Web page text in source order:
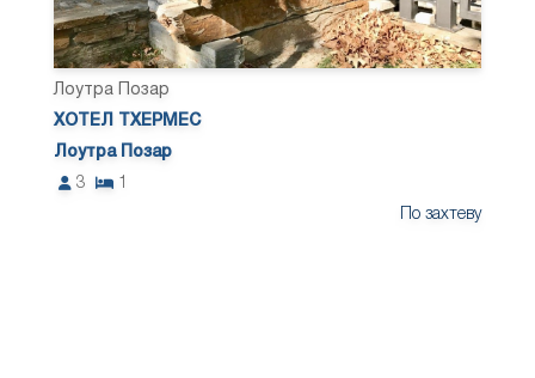
Лоутра Позар
ХОТЕЛ ТХЕРМЕС
Лоутра Позар
3
По захтеву